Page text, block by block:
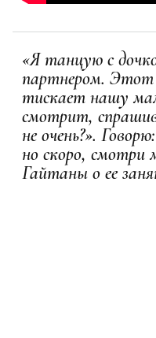
«Я танцую с
партнером.
тискает нашу
смотрит,
не очень?».
но скоро, смотри
Гайтаны о ее